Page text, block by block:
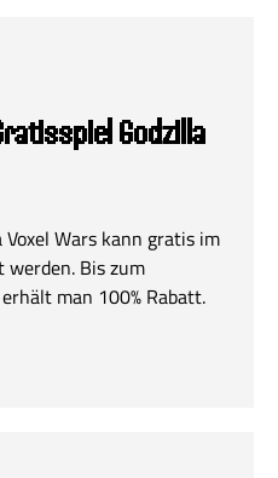
Godzilla
Wars kann gratis im
werden. Bis zum
man 100% Rabatt.